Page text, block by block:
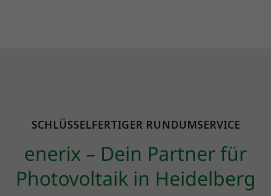
SCHLÜSSELFERTIGER RUNDUMSERVICE
enerix – Dein Partner für
Photovoltaik in Heidelberg